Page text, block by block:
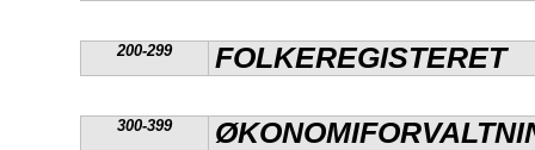
200-299 FOLKEREGISTERET
300-399